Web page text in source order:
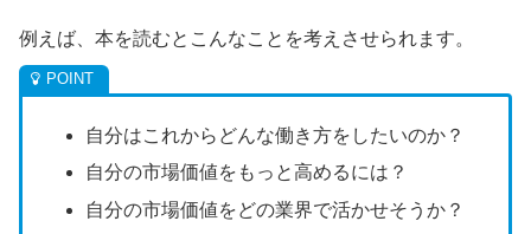
例えば、本を読むとこんなことを考えさせられます。
自分はこれからどんな働き方をしたいのか？
自分の市場価値をもっと高めるには？
自分の市場価値をどの業界で活かせそうか？